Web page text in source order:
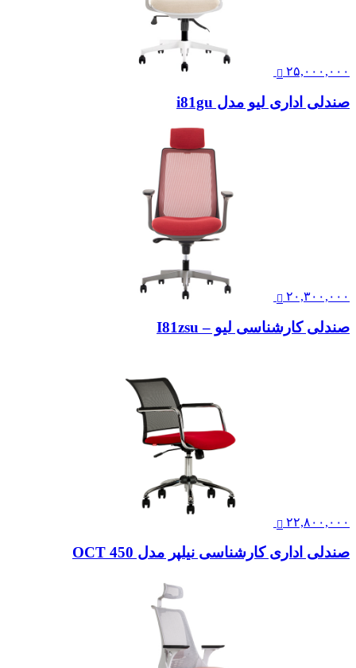
۲۵,۰۰۰,۰۰۰
صندلی اداری لیو مدل i81gu
۲۰,۳۰۰,۰۰۰
صندلی کارشناسی لیو – I81zsu
۲۲,۸۰۰,۰۰۰
صندلی اداری کارشناسی نیلپر مدل OCT 450